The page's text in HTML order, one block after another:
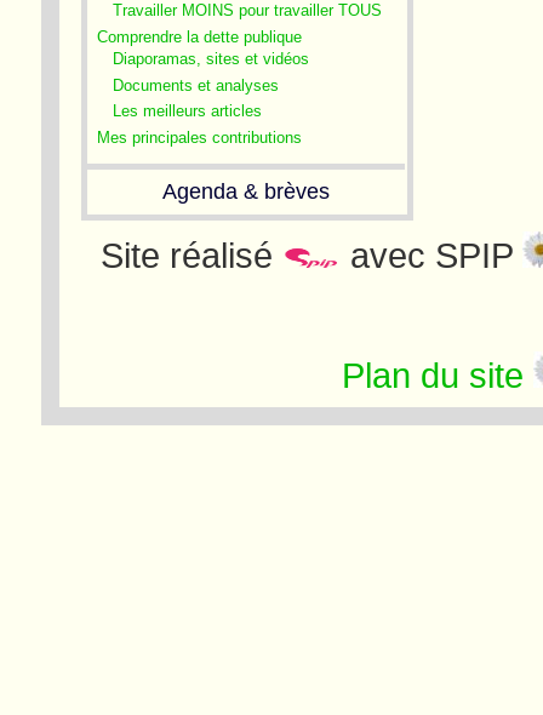
Travailler MOINS pour travailler TOUS
Comprendre la dette publique
Diaporamas, sites et vidéos
Documents et analyses
Les meilleurs articles
Mes principales contributions
Agenda & brèves
Site réalisé avec SPIP
Plan du site